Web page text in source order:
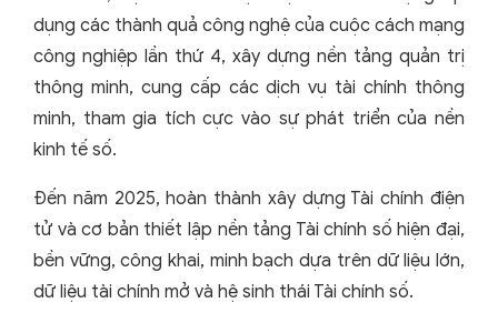
dụng các thành quả công nghệ của cuộc cách mạng
công nghiệp lần thứ 4, xây dựng nền tảng quản trị
thông minh, cung cấp các dịch vụ tài chính thông
minh, tham gia tích cực vào sự phát triển của nền
kinh tế số.
Đến năm 2025, hoàn thành xây dựng Tài chính điện
tử và cơ bản thiết lập nền tảng Tài chính số hiện đại,
bền vững, công khai, minh bạch dựa trên dữ liệu lớn,
dữ liệu tài chính mở và hệ sinh thái Tài chính số.